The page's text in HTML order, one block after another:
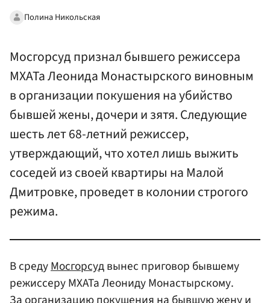
Полина Никольская
Мосгорсуд признал бывшего режиссера
МХАТа Леонида Монастырского виновным
в организации покушения на убийство
бывшей жены, дочери и зятя. Следующие
шесть лет 68-летний режиссер,
утверждающий, что хотел лишь выжить
соседей из своей квартиры на Малой
Дмитровке, проведет в колонии строгого
режима.
В средуМосгорсудвынес приговор бывшему
режиссеру МХАТа Леониду Монастырскому.